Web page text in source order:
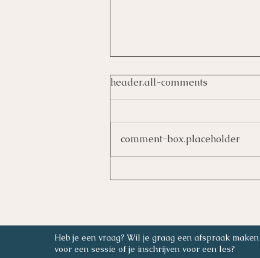
header.all-comments
comment-box.placeholder
Katrien berckmoes, Kasteellei 141, 2110 Wijnegem
Heb je een vraag? Wil je graag een afspraak maken
voor een sessie of je inschrijven voor een les?